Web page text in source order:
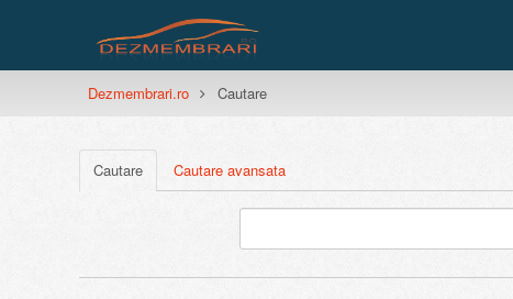
Dezmembrari.ro Cautare
Cautare Cautare avansata